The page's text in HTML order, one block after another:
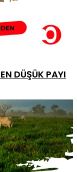
DÜŞÜK PAYI